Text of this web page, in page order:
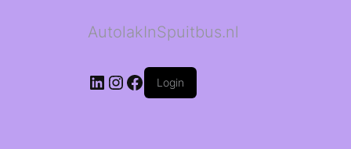
AutolakInSpuitbus.nl
LinkedIn
Instagram
Facebook
Login